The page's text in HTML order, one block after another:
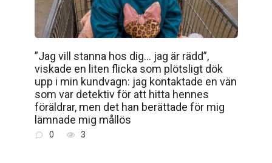
”Jag vill stanna hos dig… jag är rädd”,
viskade en liten flicka som plötsligt dök
upp i min kundvagn: jag kontaktade en vän
som var detektiv för att hitta hennes
föräldrar, men det han berättade för mig
lämnade mig mållös
0 3